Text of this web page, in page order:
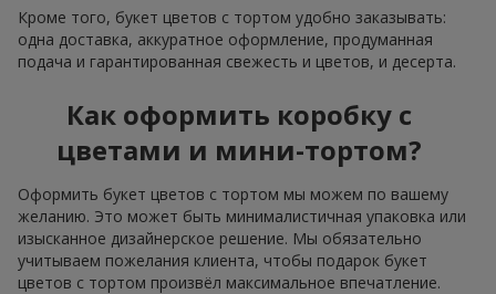
Кроме того, букет цветов с тортом удобно заказывать:
одна доставка, аккуратное оформление, продуманная
подача и гарантированная свежесть и цветов, и десерта.
Как оформить коробку с
цветами и мини-тортом?
Оформить букет цветов с тортом мы можем по вашему
желанию. Это может быть минималистичная упаковка или
изысканное дизайнерское решение. Мы обязательно
учитываем пожелания клиента, чтобы подарок букет
цветов с тортом произвёл максимальное впечатление.